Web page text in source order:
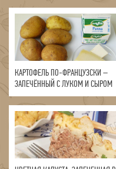
КАРТОФЕЛЬ ПО-ФРАНЦУЗСКИ –
ЗАПЕЧЁННЫЙ С ЛУКОМ И СЫРОМ